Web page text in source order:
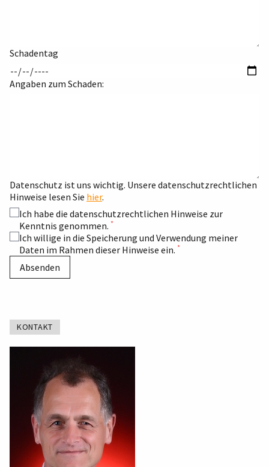
Schadentag
Angaben zum Schaden:
Datenschutz ist uns wichtig. Unsere datenschutzrechtlichen
Hinweise lesen Sie hier.
Ich habe die datenschutzrechtlichen Hinweise zur
Kenntnis genommen. *
Ich willige in die Speicherung und Verwendung meiner
Daten im Rahmen dieser Hinweise ein. *
Absenden
KONTAKT